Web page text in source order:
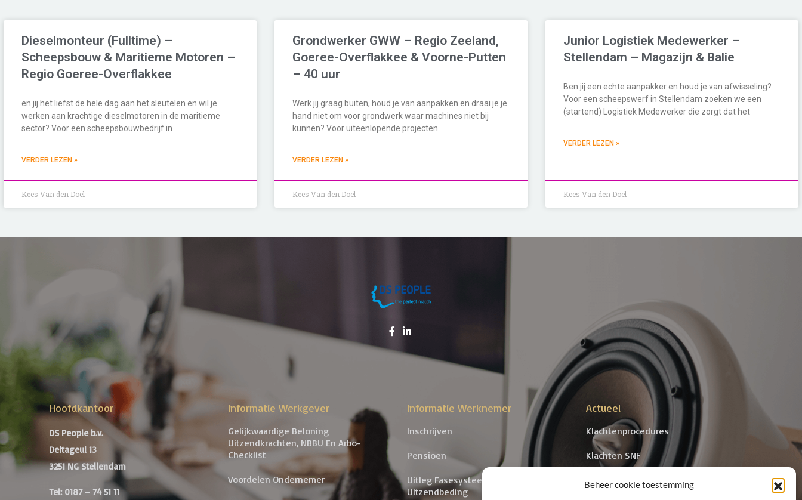
Beheer cookie toestemming
Dieselmonteur (Fulltime) –
Scheepsbouw & Maritieme Motoren –
Regio Goeree-Overflakkee
en jij het liefst de hele dag aan het sleutelen en wil je
werken aan krachtige dieselmotoren in de maritieme
sector? Voor een scheepsbouwbedrijf in
VERDER LEZEN »
Kees Van den Doel
Grondwerker GWW – Regio Zeeland,
Goeree-Overflakkee & Voorne-Putten
– 40 uur
Werk jij graag buiten, houd je van aanpakken en draai je je
hand niet om voor grondwerk waar machines niet bij
kunnen? Voor uiteenlopende projecten
VERDER LEZEN »
Kees Van den Doel
Junior Logistiek Medewerker –
Stellendam – Magazijn & Balie
Ben jij een echte aanpakker en houd je van afwisseling?
Voor een scheepswerf in Stellendam zoeken we een
(startend) Logistiek Medewerker die zorgt dat het
VERDER LEZEN »
Kees Van den Doel
Hoofdkantoor
DS People b.v.
Deltageul 13
3251 NG Stellendam
Tel: 0187 – 74 51 11
Informatie Werkgever
Gelijkwaardige Beloning
Uitzendkrachten, NBBU En Arbo-
Checklist
Voordelen Ondernemer
Informatie Werknemer
Inschrijven
Pensioen
Uitleg Fasesysteem En Contracten Met
Uitzendbeding
Actueel
Klachtenprocedures
Klachten SNF
Antidiscriminatiebeleid